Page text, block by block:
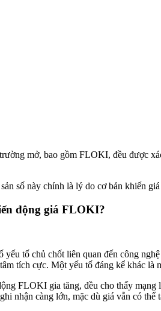
mở, bao gồm FLOKI, đều được
số này chính là lý do cơ bản khiến
động giá FLOKI?
tố chủ chốt liên quan đến công
tích cực. Một yếu tố đáng kể khác
FLOKI gia tăng, đều cho thấy
nhận càng lớn, mặc dù giá vẫn có thể